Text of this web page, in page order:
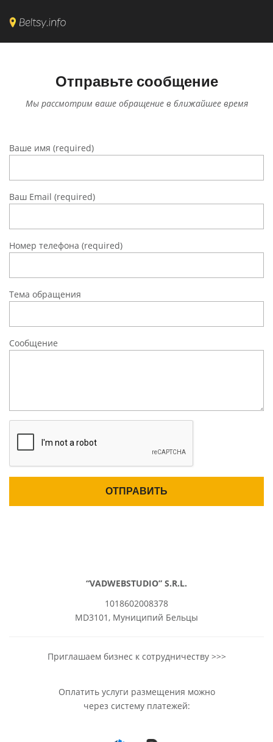
Отправьте сообщение
Мы рассмотрим ваше обращение в ближайшее время
Ваше имя (required)
Ваш Email (required)
Номер телефона (required)
Тема обращения
Сообщение
“VADWEBSTUDIO” S.R.L.
1018602008378
MD3101, Муниципий Бельцы
Приглашаем бизнес к сотрудничеству >>>
Оплатить услуги размещения можно
через систему платежей: